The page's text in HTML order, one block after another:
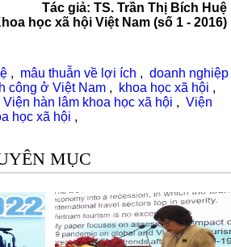
Tác giả: TS. Trần Thị Bích Huệ
học xã hội Việt Nam (số 1 - 2016)
, mâu thuẫn về lợi ích , doanh nghiệp
công ở Việt Nam , khoa học xã hội ,
Viện hàn lâm khoa học xã hội , Viện
học xã hội ,
MỤC